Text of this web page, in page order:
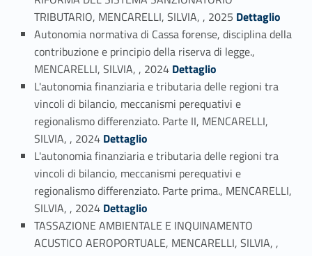
TRIBUTARIO, MENCARELLI, SILVIA, , 2025 Link identifier #identifier_person_132453-1Dettaglio
Autonomia normativa di Cassa forense, disciplina della
contribuzione e principio della riserva di legge.,
MENCARELLI, SILVIA, , 2024 Link identifier #identifier_person_28201-2Dettaglio
L'autonomia finanziaria e tributaria delle regioni tra
vincoli di bilancio, meccanismi perequativi e
regionalismo differenziato. Parte II, MENCARELLI,
SILVIA, , 2024 Link identifier #identifier_person_169766-3Dettaglio
L'autonomia finanziaria e tributaria delle regioni tra
vincoli di bilancio, meccanismi perequativi e
regionalismo differenziato. Parte prima., MENCARELLI,
SILVIA, , 2024 Link identifier #identifier_person_116670-4Dettaglio
TASSAZIONE AMBIENTALE E INQUINAMENTO
ACUSTICO AEROPORTUALE, MENCARELLI, SILVIA, ,